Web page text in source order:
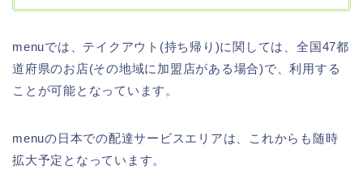
menuでは、テイクアウト(持ち帰り)に関しては、全国47都
道府県のお店(その地域に加盟店がある場合)で、利用する
ことが可能となっています。
menuの日本での配達サービスエリアは、これからも随時
拡大予定となっています。